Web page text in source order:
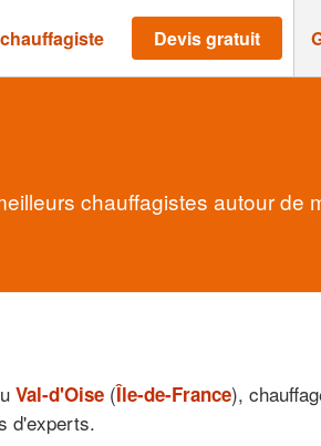
Devis gratuit
chauffagistes autour de
Val-d'Oise (Île-de-France),
d'experts.